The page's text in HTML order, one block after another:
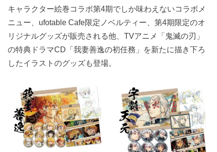
キャラクター絵巻コラボ第4期でしか味わえないコラボメ
ニュー、ufotable Cafe限定ノベルティー、第4期限定のオ
リジナルグッズが販売される他、TVアニメ「鬼滅の刃」
の特典ドラマCD「我妻善逸の初任務」を新たに描き下ろ
したイラストのグッズも登場。